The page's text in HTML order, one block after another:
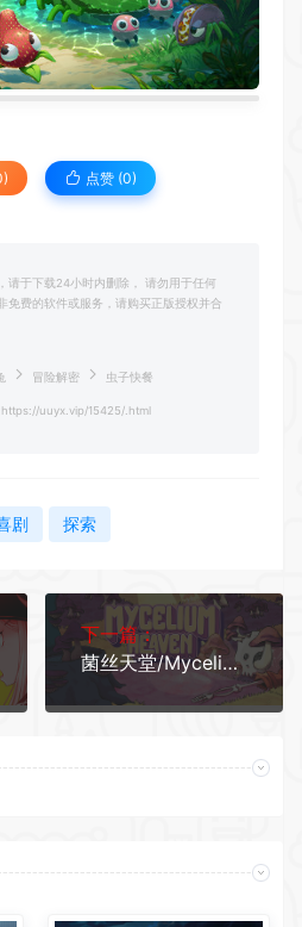
点赞 (0)
请于下载24小时内删除， 请勿用于任何
免费的软件或服务，请购买正版授权并合
冒险解密 虫子快餐
https://uuyx.vip/15425/.html
剧 探索
下一篇：
菌丝天堂/Mycelium Heaven